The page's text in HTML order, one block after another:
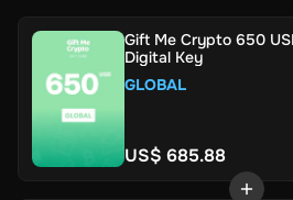
Gift Me Crypto 650
Digital Key
GLOBAL
US$ 685.88